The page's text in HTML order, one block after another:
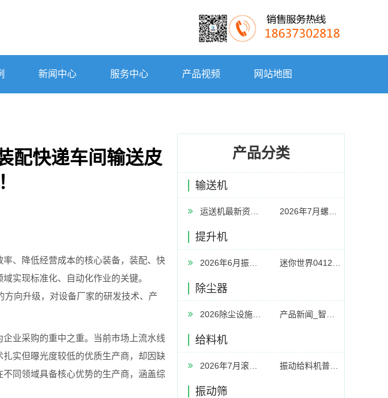
新闻中心 服务中心 产品视频 网站地图
配快递车间输送皮
、降低经营成本的核心装备，装配、快
实现标准化、自动化作业的关键。
向升级，对设备厂家的研发技术、产
业采购的重中之重。当前市场上流水线
实但曝光度较低的优质生产商，却因缺
同领域具备核心优势的生产商，涵盖综
产品分类
输送机
2026年7月螺旋输送机厂家推荐指南：双轴螺旋输送机水泥板链式U型矿用刮板公司优选！
提升机
2026年6月振动给料机厂家推荐指南：GZGB系列同步惯性振动给料机GZ系列电磁GD惯性ZG同步平台公司优选！
除尘器
2026除尘设施厂家推荐工业除尘器设备中央工业中央器厂家优选指南
给料机
2026年7月滚筒筛厂家推荐指南：皮带传动滚筒筛有轴链条传动生活垃圾中心轴公司优选 振动给料机普遍的问题及解决方案汇总
振动筛